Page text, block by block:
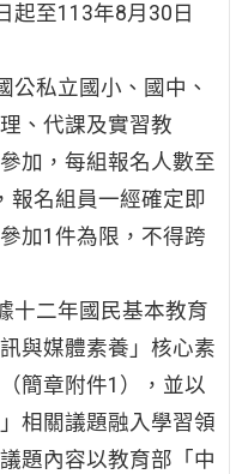
起至113年8月30日
公私立國小、國中、
、代課及實習教
加，每組報名人數至
報名組員一經確定即
加1件為限，不得跨
十二年國民基本教育
與媒體素養」核心素
簡章附件1），並以
相關議題融入學習領
題內容以教育部「中